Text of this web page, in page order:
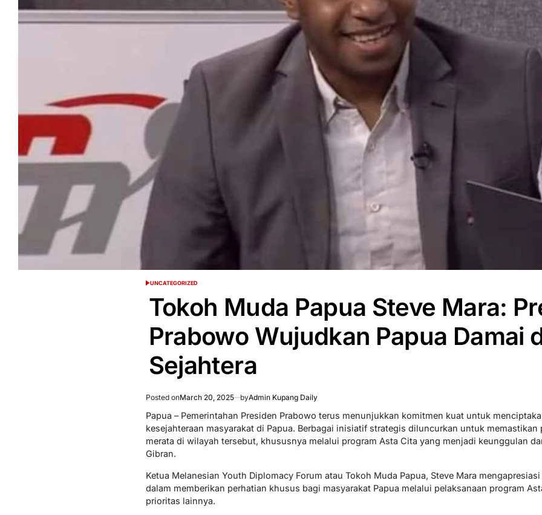
POSTED
UNCATEGORIZED
Tokoh Muda Papua Steve Mara:
Prabowo Wujudkan Papua Damai
Sejahtera
Posted onMarch 20, 2025 byAdmin Kupang Daily
Papua – Pemerintahan Presiden Prabowo terus menunjukkan komitmen kuat untuk
kesejahteraan masyarakat di Papua. Berbagai inisiatif strategis diluncurkan untuk
merata di wilayah tersebut, khususnya melalui program Asta Cita yang menjadi keunggulan
Gibran.
Ketua Melanesian Youth Diplomacy Forum atau Tokoh Muda Papua, Steve Mara
dalam memberikan perhatian khusus bagi masyarakat Papua melalui pelaksanaan program
prioritas lainnya.